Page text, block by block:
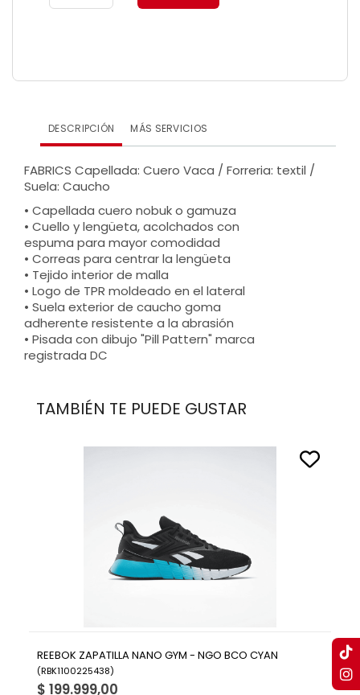
DESCRIPCIÓN MÁS SERVICIOS
FABRICS Capellada: Cuero Vaca / Forreria: textil /
Suela: Caucho
• Capellada cuero nobuk o gamuza
• Cuello y lengüeta, acolchados con
espuma para mayor comodidad
• Correas para centrar la lengüeta
• Tejido interior de malla
• Logo de TPR moldeado en el lateral
• Suela exterior de caucho goma
adherente resistente a la abrasión
• Pisada con dibujo "Pill Pattern" marca
registrada DC
TAMBIÉN TE PUEDE GUSTAR
REEBOK ZAPATILLA NANO GYM - NGO BCO CYAN
(RBK1100225438)
$ 199.999,00